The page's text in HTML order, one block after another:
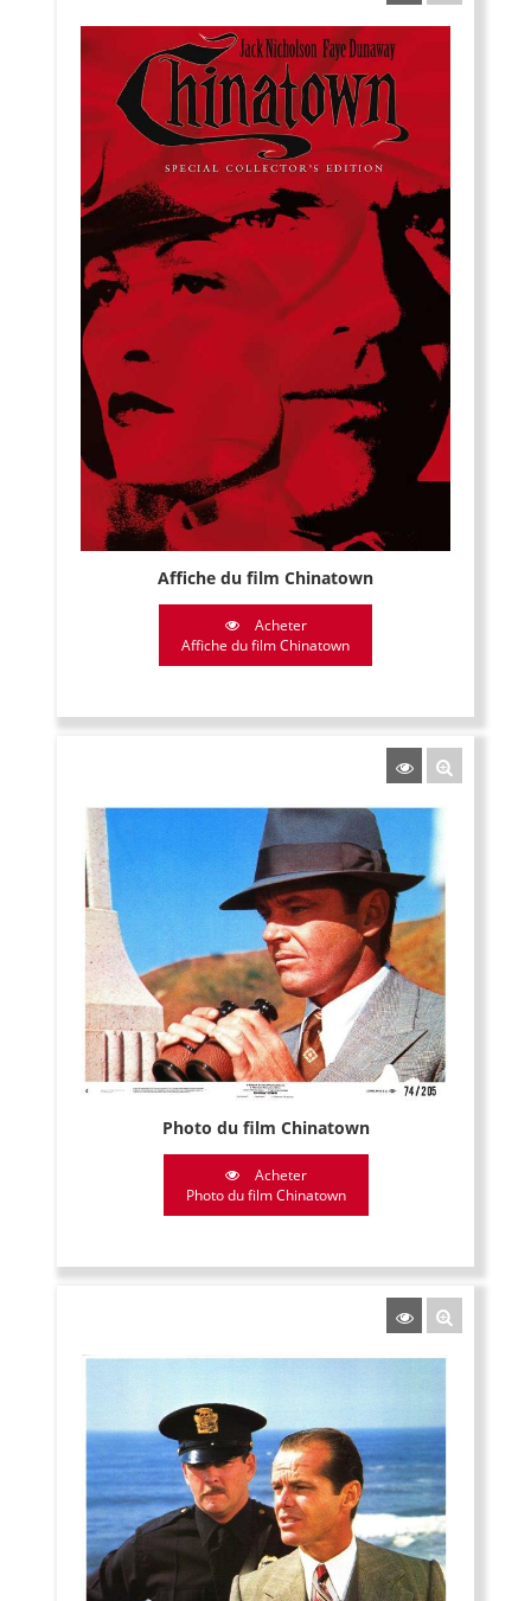
Affiche du film Chinatown
Acheter
Affiche du film Chinatown
Photo du film Chinatown
Acheter
Photo du film Chinatown